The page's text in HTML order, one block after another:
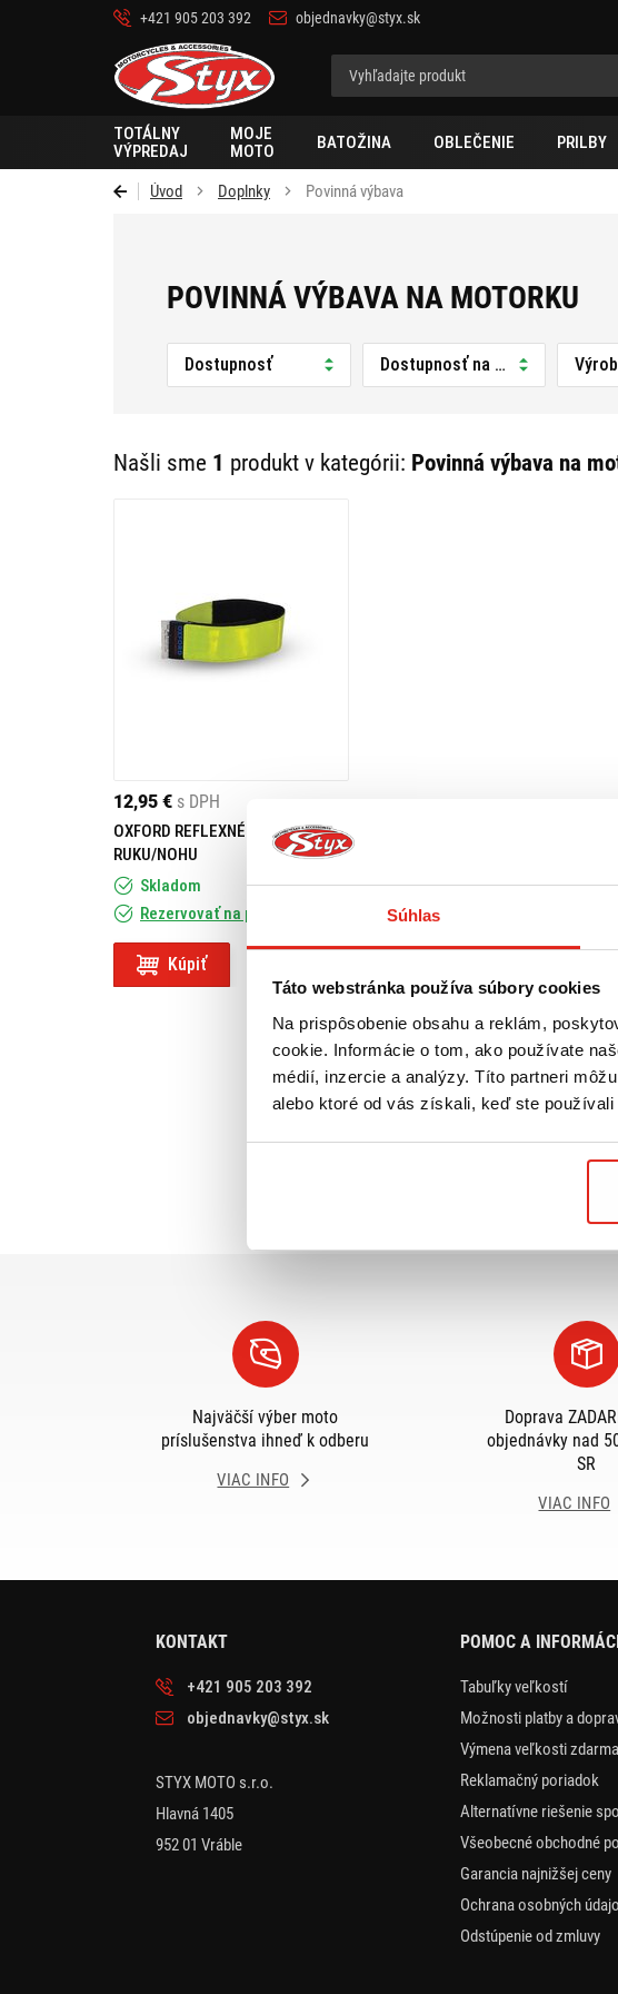
Súhlas
Táto webstránka používa súbory cookies
Na prispôsobenie obsahu a reklám,
cookie. Informácie o tom, ako používate
médií, inzercie a analýzy. Títo partneri
alebo ktoré od vás získali, keď ste používali
+421 905 203 392 objednavky@styx.sk
Styx
TOTÁLNY
VÝPREDAJ
MOJE
MOTO
BATOŽINA OBLEČENIE PRILBY
Úvod Doplnky Povinná výbava
POVINNÁ VÝBAVA NA MOTORKU
Dostupnosť Dostupnosť na predajni
Našli sme 1 produkt v kategórii: Povinná výbava na
12,95 € s DPH
OXFORD REFLEXNÉ PÁSKY NA
RUKU/NOHU
Skladom
Rezervovať na predajni
Kúpiť
Najväčší výber moto
príslušenstva ihneď k odberu
VIAC INFO
Doprava
objednávky nad
SR
VIAC INFO
KONTAKT
+421 905 203 392
objednavky@styx.sk
STYX MOTO s.r.o.
Hlavná 1405
952 01 Vráble
POMOC A
Tabuľky veľkostí
Možnosti platby a
Výmena veľkosti zdarma
Reklamačný poriadok
Alternatívne riešenie
Všeobecné obchodné
Garancia najnižšej ceny
Ochrana osobných
Odstúpenie od zmluvy